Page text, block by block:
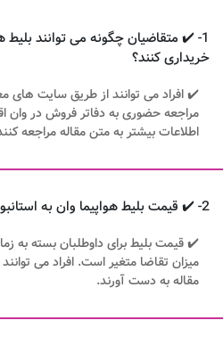
1- ✔️ متقاضیان چگونه می توانند بلیط
خریداری کنند؟
✔️ افراد می توانند از طریق سایت های
مراجعه حضوری به دفاتر فروش در وان
اطلاعات بیشتر به متن مقاله مراجعه
2- ✔️ قیمت بلیط هواپیما وان به استانبول به چه عواملی بستگی دارد؟
✔️ قیمت بلیط برای داوطلبان بسته به
میزان تقاضا متغیر است. افراد می
مقاله به دست آورند.